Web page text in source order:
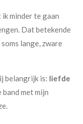
minder te gaan
Dat betekende
lange, zware
belangrijk is: liefde
band met mijn